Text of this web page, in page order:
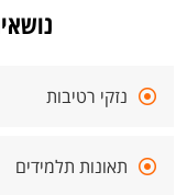
נזקי רטיבות
תאונות תלמידים